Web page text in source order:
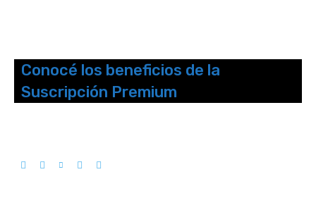
Conocé los beneficios de la
Suscripción Premium